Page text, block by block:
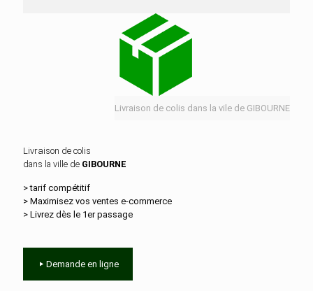
Livraison de colis dans la vile de GIBOURNE
Livraison de colis
dans la ville de GIBOURNE
> tarif compétitif
> Maximisez vos ventes e‑commerce
> Livrez dès le 1er passage
Demande en ligne